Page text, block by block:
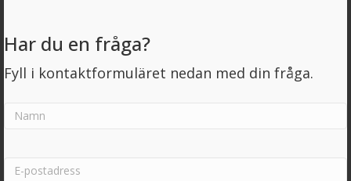
Har du en fråga?
Fyll i kontaktformuläret nedan med din fråga.